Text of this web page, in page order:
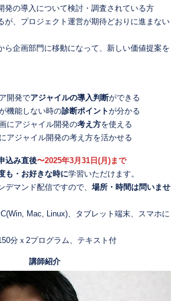
の導入について検討・調査されている方
、プロジェクト運営が期待どおりに進まない
企画部門に移動になって、新しい価値提案を
開発でアジャイルの導入判断ができる
機能しない時の診断ポイントが分かる
にアジャイル開発の考え方を使える
ジャイル開発の考え方を活かせる
込み直後〜2025年3月31日(月)まで
も・お好きな時に学習いただけます。
マンド配信ですので、 場所・時間は問いませ
Linux)、タブレット端末、スマホに
分ｘ2プログラム、テキスト付
講師紹介